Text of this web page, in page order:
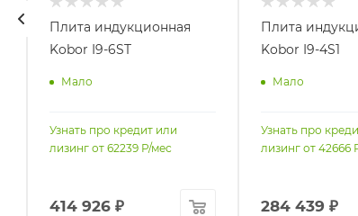
Плита индукционная
Kobor I9-6ST
Мало
Узнать про кредит или
лизинг от 62239Р/мес
414 926₽
Плита
Kobor I9-4S1
Мало
Узнать про
лизинг от 42666
284 439 ₽